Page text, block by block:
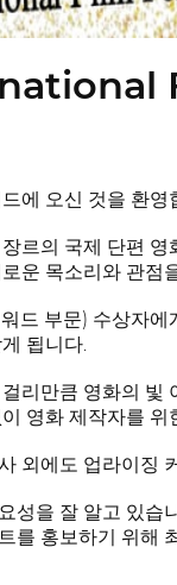
에 오신 것을 환영
르의 국제 단편
운 목소리와 관점
드 부문) 수상자
됩니다.
리만큼 영화의 빛
영화 제작자를
외에도 업라이징
성을 잘 알고 있습
를 홍보하기 위해